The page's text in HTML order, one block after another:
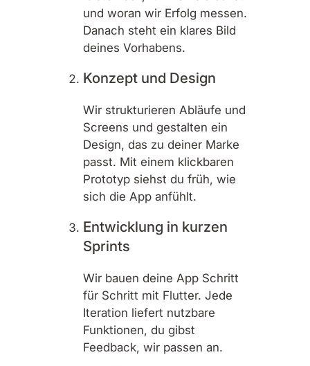
und woran wir Erfolg messen.
Danach steht ein klares Bild
deines Vorhabens.
Konzept und Design
Wir strukturieren Abläufe und
Screens und gestalten ein
Design, das zu deiner Marke
passt. Mit einem klickbaren
Prototyp siehst du früh, wie
sich die App anfühlt.
Entwicklung in kurzen
Sprints
Wir bauen deine App Schritt
für Schritt mit Flutter. Jede
Iteration liefert nutzbare
Funktionen, du gibst
Feedback, wir passen an.